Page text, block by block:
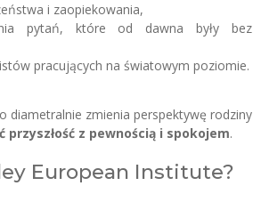
i zaopiekowania,
pytań, które od dawna były bez
pracujących na światowym poziomie.
diametralnie zmienia perspektywę rodziny
przyszłość z pewnością i spokojem.
European Institute?